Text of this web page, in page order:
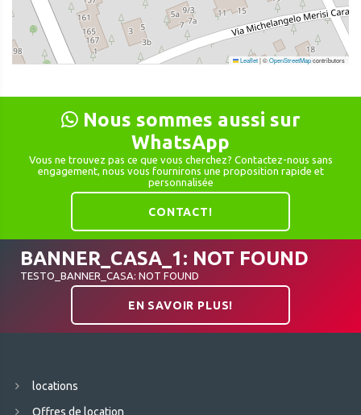
Leaflet|©OpenStreetMapcontributors
Nous sommes aussi sur
WhatsApp
Vous ne trouvez pas ce que vous cherchez? Contactez-nous sans
engagement, nous vous fournirons une proposition rapide et
personnalisée
CONTACT!
BANNER_CASA_1: NOT FOUND
TESTO_BANNER_CASA: NOT FOUND
EN SAVOIR PLUS!
locations
Offres de location